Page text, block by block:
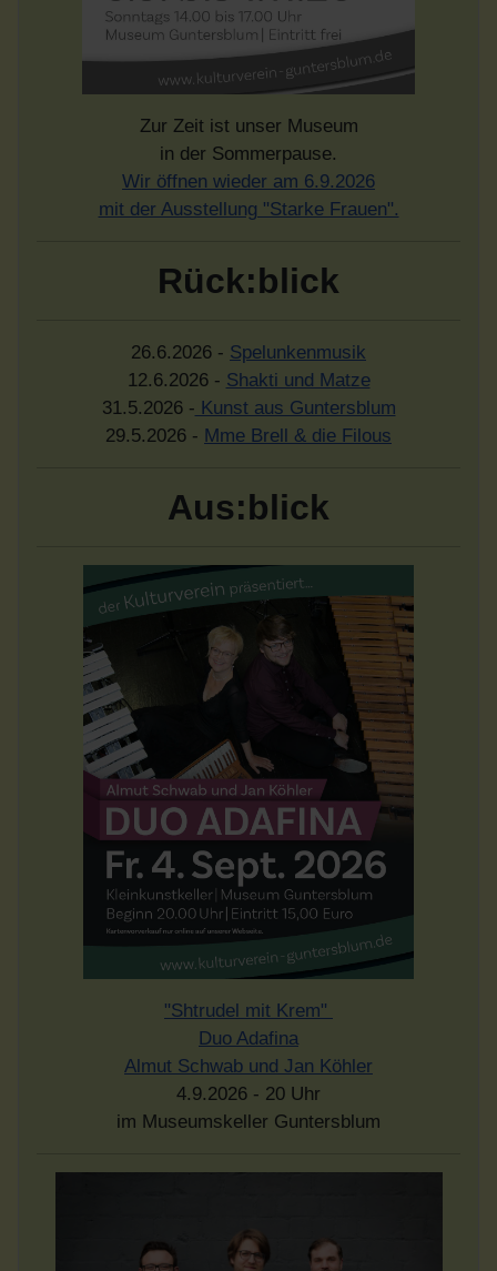
Zur Zeit ist unser Museum
in der Sommerpause.
Wir öffnen wieder am 6.9.2026
mit der Ausstellung "Starke Frauen".
Rück:blick
26.6.2026 - Spelunkenmusik
12.6.2026 - Shakti und Matze
31.5.2026 - Kunst aus Guntersblum
29.5.2026 - Mme Brell & die Filous
Aus:blick
"Shtrudel mit Krem"
Duo Adafina
Almut Schwab und Jan Köhler
4.9.2026 - 20 Uhr
im Museumskeller Guntersblum